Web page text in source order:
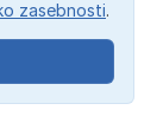
zasebnosti.